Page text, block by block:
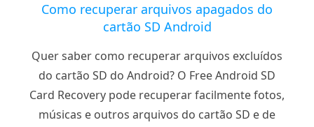
Como recuperar arquivos apagados do
cartão SD Android
Quer saber como recuperar arquivos excluídos
do cartão SD do Android? O Free Android SD
Card Recovery pode recuperar facilmente fotos,
músicas e outros arquivos do cartão SD e de